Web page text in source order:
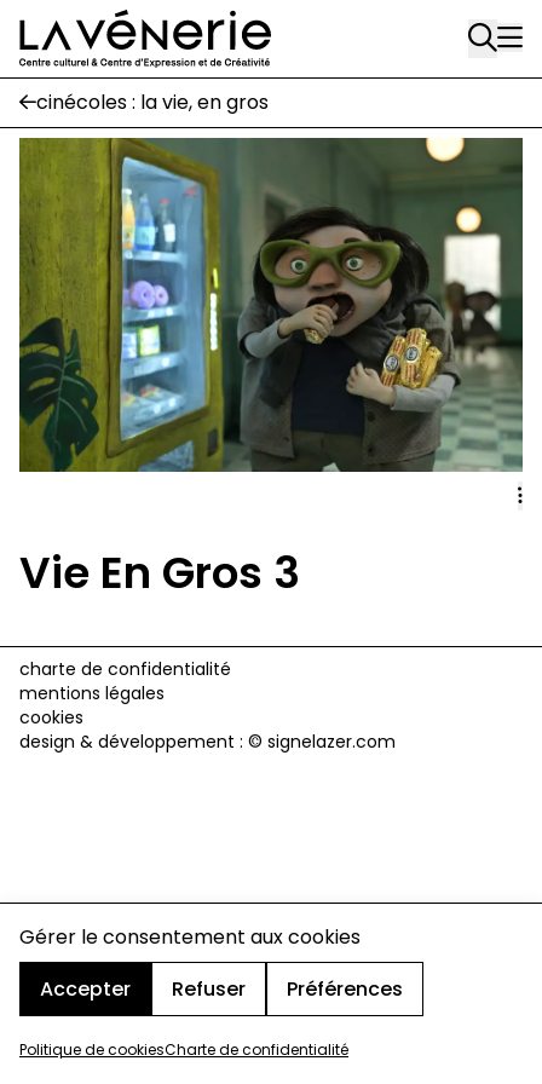
Gérer le consentement aux cookies
Accepter
Refuser Préférences
Politique de cookiesCharte de confidentialité
Aller au contenu principal
Rue Gratès, 3
1170 Watermael-Boitsfort
02 663 85 50
Écuries
Place Gilson, 3
1170 Watermael-Boitsfort
02 663 85 50
suivez-nous
Journal Vénerie- version papier
Newsletter
cinécoles : la vie, en gros
Vie En Gros 3
charte de confidentialité
mentions légales
cookies
design & développement : © signelazer.com